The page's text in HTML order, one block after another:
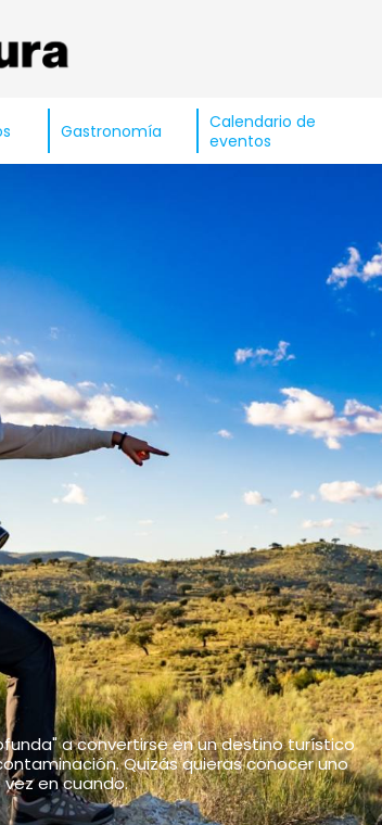
Gastronomía
Calendario de
eventos
a convertirse en un destino turístico
Quizás quieras conocer uno
en cuando.